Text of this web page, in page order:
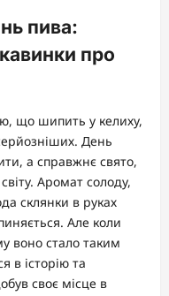
пива:
про
що шипить у келиху,
День
а справжнє свято,
Аромат солоду,
склянки в руках
Але коли
воно стало таким
в історію та
своє місце в